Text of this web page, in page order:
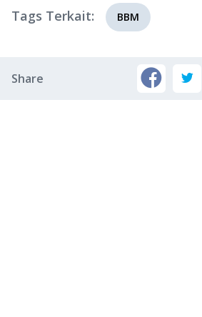
Tags Terkait: BBM
Share